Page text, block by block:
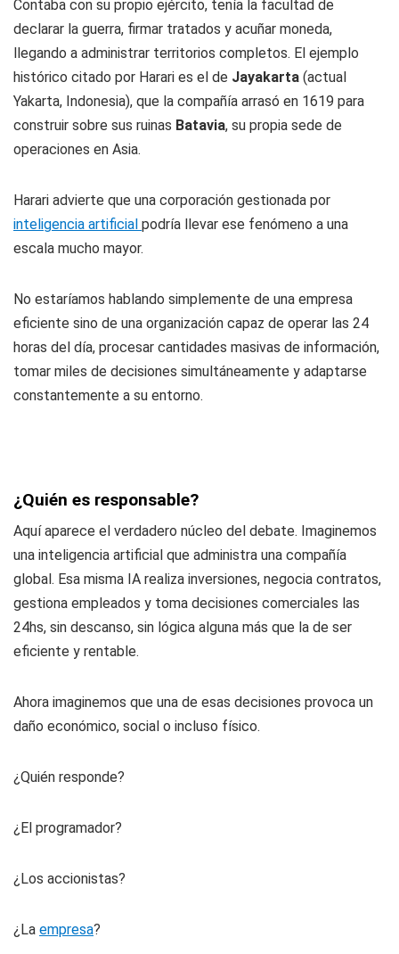
Contaba con su propio ejército, tenía la facultad de
declarar la guerra, firmar tratados y acuñar moneda,
llegando a administrar territorios completos. El ejemplo
histórico citado por Harari es el de Jayakarta (actual
Yakarta, Indonesia), que la compañía arrasó en 1619 para
construir sobre sus ruinas Batavia, su propia sede de
operaciones en Asia.
Harari advierte que una corporación gestionada por
inteligencia artificial podría llevar ese fenómeno a una
escala mucho mayor.
No estaríamos hablando simplemente de una empresa
eficiente sino de una organización capaz de operar las 24
horas del día, procesar cantidades masivas de información,
tomar miles de decisiones simultáneamente y adaptarse
constantemente a su entorno.
¿Quién es responsable?
Aquí aparece el verdadero núcleo del debate. Imaginemos
una inteligencia artificial que administra una compañía
global. Esa misma IA realiza inversiones, negocia contratos,
gestiona empleados y toma decisiones comerciales las
24hs, sin descanso, sin lógica alguna más que la de ser
eficiente y rentable.
Ahora imaginemos que una de esas decisiones provoca un
daño económico, social o incluso físico.
¿Quién responde?
¿El programador?
¿Los accionistas?
¿La empresa?